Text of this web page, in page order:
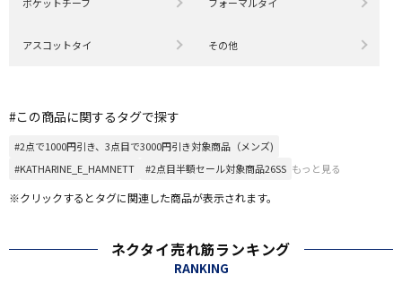
アスコットタイ その他
#この商品に関するタグで探す
#2点で1000円引き、3点目で3000円引き対象商品（メンズ)
#KATHARINE_E_HAMNETT
#2点目半額セール対象商品26SS もっと見る
※クリックするとタグに関連した商品が表示されます。
ネクタイ売れ筋ランキング
RANKING